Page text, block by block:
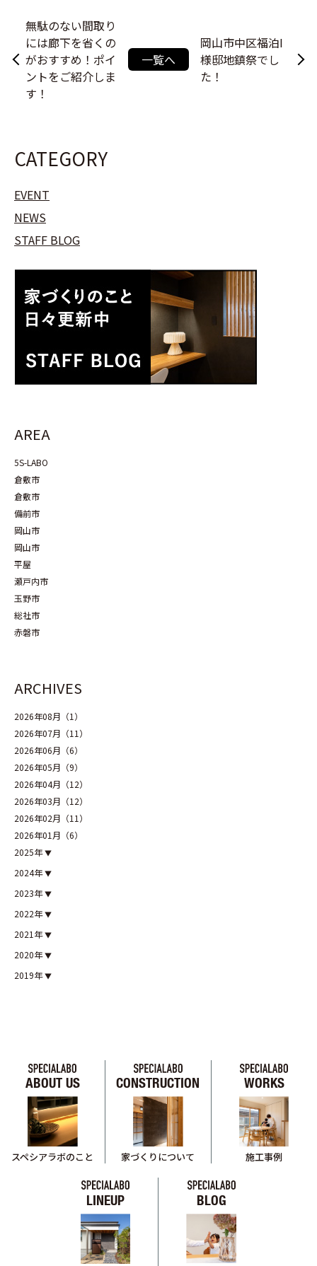
無駄のない間取り
には廊下を省くの
がおすすめ！ポイ
ントをご紹介しま
す！
一覧へ
岡山市中区福泊I
様邸地鎮祭でし
た！
CATEGORY
EVENT
NEWS
STAFF BLOG
AREA
5S-LABO
倉敷市
倉敷市
備前市
岡山市
岡山市
平屋
瀬戸内市
玉野市
総社市
赤磐市
ARCHIVES
2026年08月（1）
2026年07月（11）
2026年06月（6）
2026年05月（9）
2026年04月（12）
2026年03月（12）
2026年02月（11）
2026年01月（6）
2025年
2024年
2023年
2022年
2021年
2020年
2019年
ABOUT US
スペシアラボのこと
CONSTRUCTION
家づくりについて
WORKS
施工事例
LINEUP BLOG